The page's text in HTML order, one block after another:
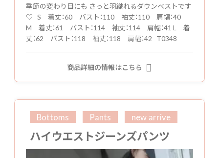
季節の変わり目にも さっと羽織れるダウンベストです
♡ S 着丈：60 バスト：110 袖丈：110 肩幅：40
M 着丈：61 バスト：114 袖丈：114 肩幅：41 L 着
丈：62 バスト：118 袖丈：118 肩幅：42 T0348
商品詳細の情報はこちら
Bottoms Pants new arrive
ハイウエストジーンズパンツ